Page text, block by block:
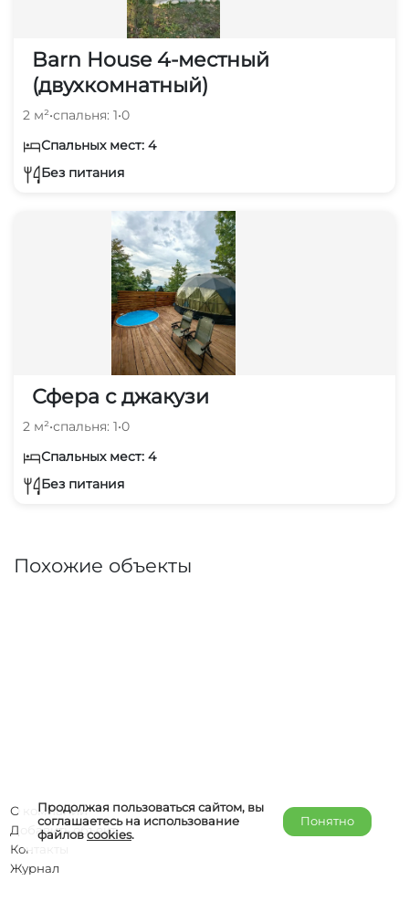
Barn House 4-местный
(двухкомнатный)
2 м²•спальня: 1•0
Спальных мест: 4
Без питания
Сфера с джакузи
2 м²•спальня: 1•0
Спальных мест: 4
Без питания
Похожие объекты
Продолжая пользоваться сайтом, вы
соглашаетесь на использование
файловcookies.
Понятно
О компании
Добавить объект
Контакты
Журнал